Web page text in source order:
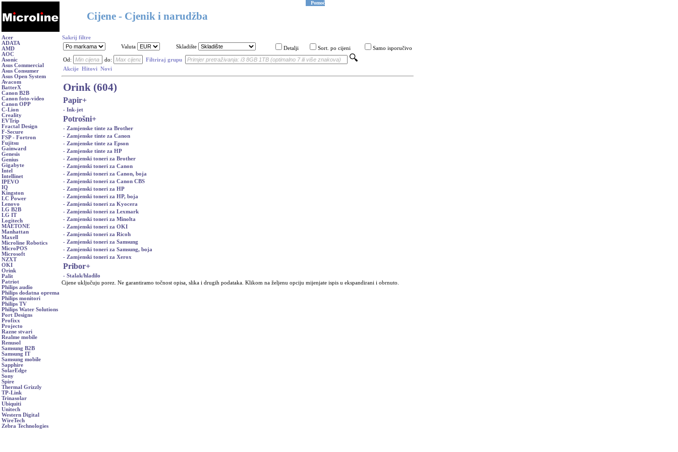
Cijene - Cjenik i narudžba
Pomoć
Acer
ADATA
AMD
AOC
Asonic
Asus Commercial
Asus Consumer
Asus Open System
Avacom
BatterX
Canon B2B
Canon foto-video
Canon OPP
C-Lion
Creality
EVTrip
Fractal Design
F-Secure
FSP - Fortron
Fujitsu
Gainward
Genesis
Genius
Gigabyte
Intel
Intellinet
IPEVO
IQ
Kingston
LC Power
Lenovo
LG B2B
LG IT
Logitech
MAETONE
Manhattan
Maxell
Microline Robotics
MicroPOS
Microsoft
NZXT
OKI
Orink
Palit
Patriot
Philips audio
Philips dodatna oprema
Philips monitori
Philips TV
Philips Water Solutions
Port Designs
Profixx
Projecto
Razne stvari
Realme mobile
Renusol
Samsung B2B
Samsung IT
Samsung mobile
Sapphire
SolarEdge
Sony
Spire
Thermal Grizzly
TP-Link
Trinasolar
Ubiquiti
Unitech
Western Digital
WireTech
Zebra Technologies
Sakrij filtre
Valuta
Skladište Detalji Sort. po cijeni Samo isporučivo
Od: do:
Filtriraj grupu
Akcije Hitovi Novi
Orink (604)
Papir+
- Ink-jet
Potrošni+
- Zamjenske tinte za Brother
- Zamjenske tinte za Canon
- Zamjenske tinte za Epson
- Zamjenske tinte za HP
- Zamjenski toneri za Brother
- Zamjenski toneri za Canon
- Zamjenski toneri za Canon, boja
- Zamjenski toneri za Canon CBS
- Zamjenski toneri za HP
- Zamjenski toneri za HP, boja
- Zamjenski toneri za Kyocera
- Zamjenski toneri za Lexmark
- Zamjenski toneri za Minolta
- Zamjenski toneri za OKI
- Zamjenski toneri za Ricoh
- Zamjenski toneri za Samsung
- Zamjenski toneri za Samsung, boja
- Zamjenski toneri za Xerox
Pribor+
- Stalak/hladilo
Cijene uključuju porez. Ne garantiramo točnost opisa, slika i drugih podataka. Klikom na željenu opciju mijenjate ispis u ekspandirani i obrnuto.